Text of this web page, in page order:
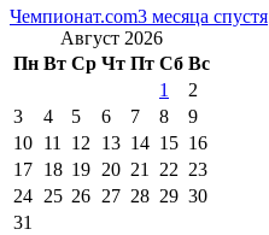
Чемпионат.com3 месяца спустя
Август 2026
Пн Вт Ср Чт Пт Сб Вс
1
2
3
4 5 6 7 8
9
10 11 12 13 14 15 16
17 18 19 20 21 22 23
24 25 26 27 28 29 30
31